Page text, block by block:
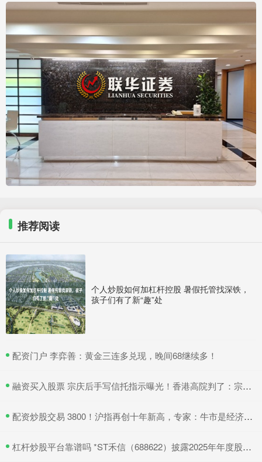
推荐阅读
个人炒股如何加杠杆控股 暑假托管找深铁，
孩子们有了新“趣”处
​配资门户 李弈善：黄金三连多兑现，晚间68继续多！
​融资买入股票 宗庆后手写信托指示曝光！香港高院判了：宗馥莉暂不得挪动汇丰账户资产
​配资炒股交易 3800！沪指再创十年新高，专家：牛市是经济增长重要引擎
​杠杆炒股平台靠谱吗 *ST禾信（688622）披露2025年年度股东会决议公告，5月22日股价上涨3.33%